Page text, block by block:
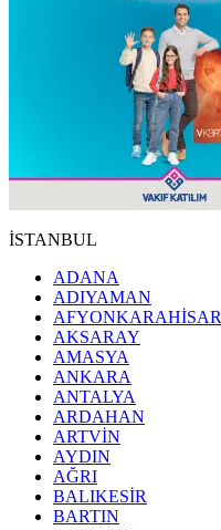
İSTANBUL
ADANA
ADIYAMAN
AFYONKARAHİSAR
AKSARAY
AMASYA
ANKARA
ANTALYA
ARDAHAN
ARTVİN
AYDIN
AĞRI
BALIKESİR
BARTIN